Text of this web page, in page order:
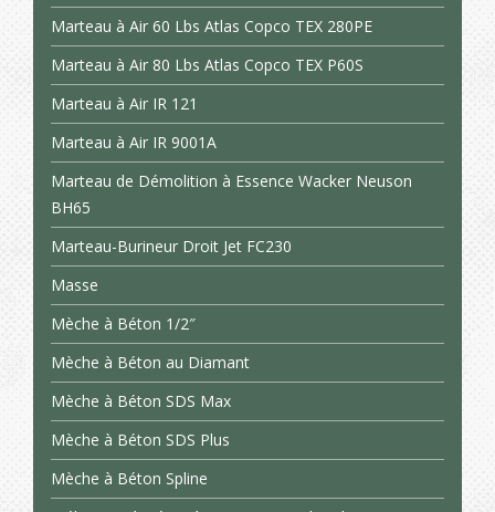
Marteau à Air 60 Lbs Atlas Copco TEX 280PE
Marteau à Air 80 Lbs Atlas Copco TEX P60S
Marteau à Air IR 121
Marteau à Air IR 9001A
Marteau de Démolition à Essence Wacker Neuson
BH65
Marteau-Burineur Droit Jet FC230
Masse
Mèche à Béton 1/2″
Mèche à Béton au Diamant
Mèche à Béton SDS Max
Mèche à Béton SDS Plus
Mèche à Béton Spline